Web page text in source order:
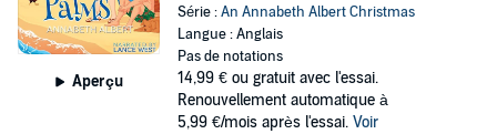
Aperçu
Série :An Annabeth Albert Christmas
Langue : Anglais
Pas de notations
14,99 € ou gratuit avec l'essai.
Renouvellement automatique à
5,99 €/mois après l'essai. Voir